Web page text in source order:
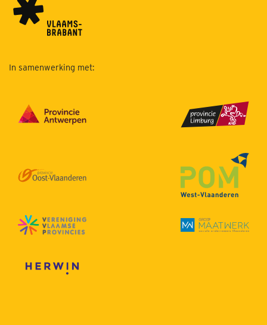
In samenwerking met: